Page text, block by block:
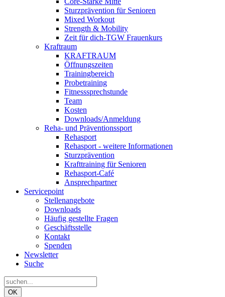
Sturzprävention für Senioren
Mixed Workout
Strength & Mobility
Zeit für dich-TGW Frauenkurs
Kraftraum
KRAFTRAUM
Öffnungszeiten
Trainingbereich
Probetraining
Fitnesssprechstunde
Team
Kosten
Downloads/Anmeldung
Reha- und Präventionssport
Rehasport
Rehasport - weitere Informationen
Sturzprävention
Krafttraining für Senioren
Rehasport-Café
Ansprechpartner
Servicepoint
Stellenangebote
Downloads
Häufig gestellte Fragen
Geschäftsstelle
Kontakt
Spenden
Newsletter
Suche
OK